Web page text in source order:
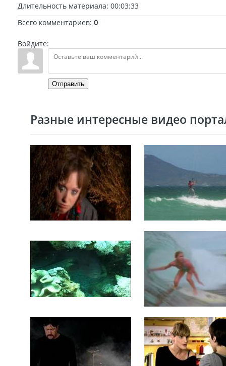
Длительность материала: 00:03:33
Всего комментариев: 0
Войдите:
Отправить
Разные интересные видео